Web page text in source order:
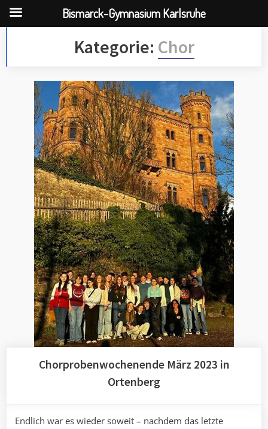
content
Kategorie: Chor
Chorprobenwochenende März 2023 in
Ortenberg
Endlich war es wieder soweit – nachdem das letzte
Bismarck-Gymnasium Karlsruhe